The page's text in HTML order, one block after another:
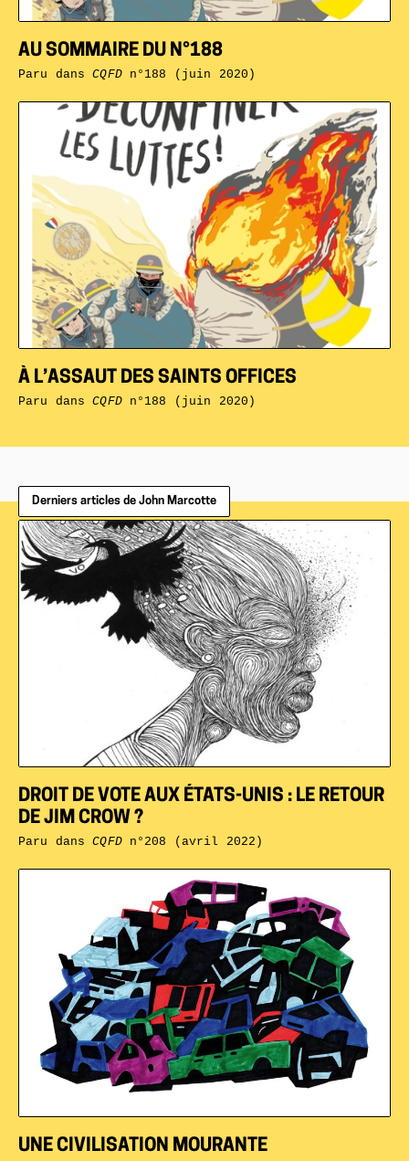
À L’ASSAUT DES SAINTS OFFICES
Paru dansCQFDn°188 (juin 2020)
AU SOMMAIRE DU N°188
Paru dansCQFDn°188 (juin 2020)
Derniers articles de John Marcotte
UNE CIVILISATION MOURANTE
DROIT DE VOTE AUX ÉTATS-UNIS : LE RETOUR
DE JIM CROW ?
Paru dansCQFDn°208 (avril 2022)